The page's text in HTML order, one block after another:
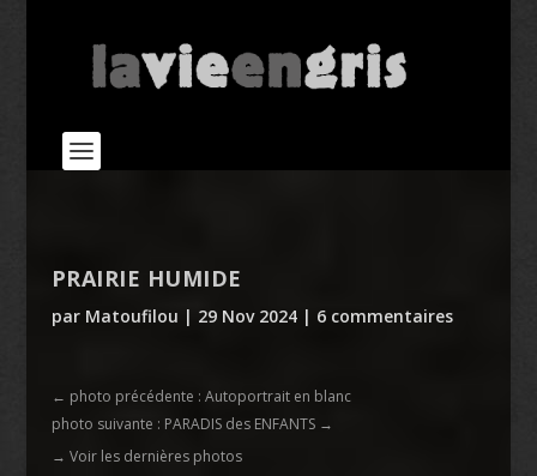
PRAIRIE HUMIDE
par Matoufilou | 29 Nov 2024| 6 commentaires
← photo précédente : Autoportrait en blanc
photo suivante : PARADIS des ENFANTS→
→ Voir les dernières photos